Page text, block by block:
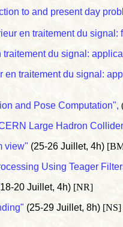
to and present day
en traitement du signal:
du signal:
en traitement du signal:
and Pose Computation",
Large Hadron
view" (25-26 Juillet, 4h)
Using Teager
20 Juillet, 4h) [NR]
(25-29 Juillet, 8h) [NS]